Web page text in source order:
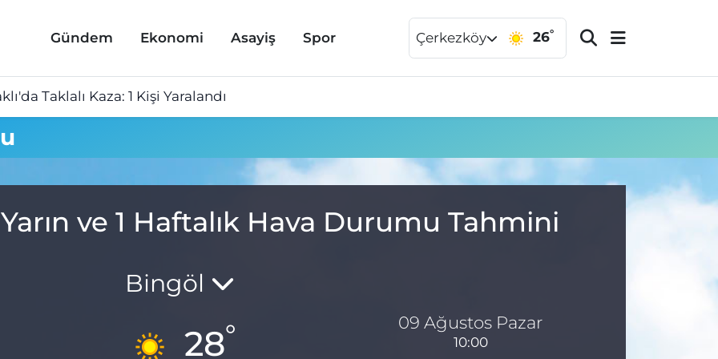
Gündem Ekonomi Asayiş Spor Çerkezköy 26°
Taklalı Kaza: 1 Kişi Yaralandı
ve 1 Haftalık Hava Durumu Tahmini
Bingöl
28° 09 Ağustos Pazar
10:00